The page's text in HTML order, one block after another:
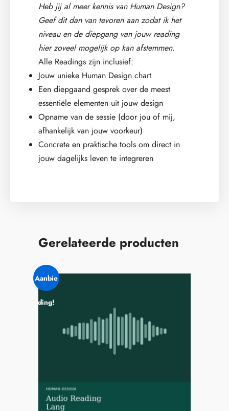
Heb jij al meer kennis van Human Design?
Geef dit dan van tevoren aan zodat ik het
niveau en de diepgang van jouw reading
hier zoveel mogelijk op kan afstemmen.
Alle Readings zijn inclusief:
Jouw unieke Human Design chart
Een diepgaand gesprek over de meest
essentiële elementen uit jouw design
Opname van de sessie (door jou of mij,
afhankelijk van jouw voorkeur)
Concrete en praktische tools om direct in
jouw dagelijks leven te integreren
Gerelateerde producten
Aanbie
ding!